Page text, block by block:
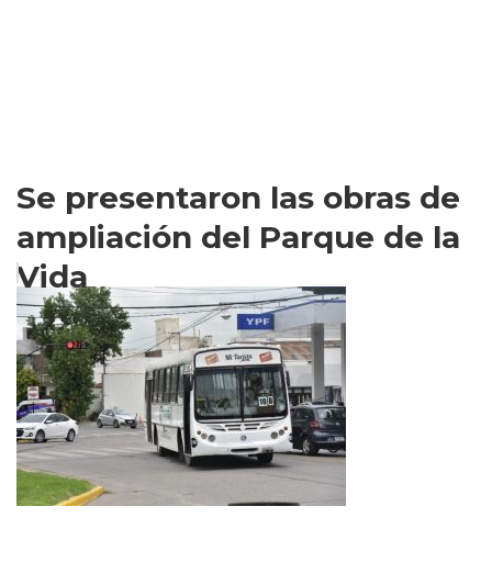
Se presentaron las obras de
ampliación del Parque de la
Vida